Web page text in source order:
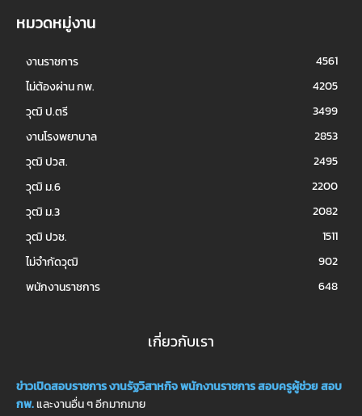
หมวดหมู่งาน
งานราชการ
4561
ไม่ต้องผ่าน กพ.
4205
วุฒิ ป.ตรี
3499
งานโรงพยาบาล
2853
วุฒิ ปวส.
2495
วุฒิ ม.6
2200
วุฒิ ม.3
2082
วุฒิ ปวช.
1511
ไม่จำกัดวุฒิ
902
พนักงานราชการ
648
เกี่ยวกับเรา
ข่าวเปิดสอบราชการงานรัฐวิสาหกิจพนักงานราชการสอบครูผู้ช่วยสอบ
กพ.และงานอื่น ๆ อีกมากมาย